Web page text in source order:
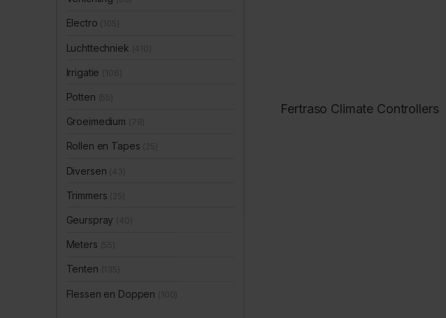
Fertraso Climate Controllers
Electro
Luchttechniek
Irrigatie
Potten
Groeimedium
Rollen en Tapes
Diversen
Trimmers
Geurspray
Meters
Tenten
Flessen en Doppen